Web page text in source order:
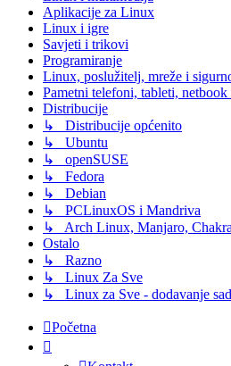
Aplikacije za Linux
Linux i igre
Savjeti i trikovi
Programiranje
Linux, poslužitelj, mreže i
Pametni telefoni, tableti,
Distribucije
↳ Distribucije općenito
↳ Ubuntu
↳ openSUSE
↳ Fedora
↳ Debian
↳ PCLinuxOS i Mandriva
↳ Arch Linux, Manjaro,
Ostalo
↳ Razno
↳ Linux Za Sve
↳ Linux za Sve - dodavanje
Početna